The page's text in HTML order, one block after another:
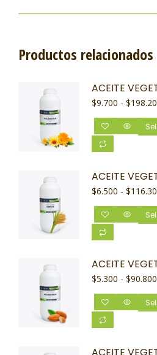
Productos relacionados
ACEITE
$9.700 - $
ACEITE
$6.500 - $
ACEITE
$5.300 - $90.800